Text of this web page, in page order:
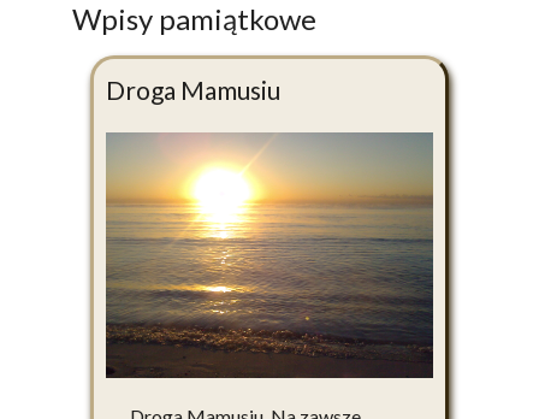
Wpisy pamiątkowe
Droga Mamusiu